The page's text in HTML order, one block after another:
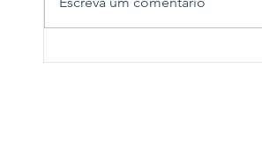
agendas em São Paulo